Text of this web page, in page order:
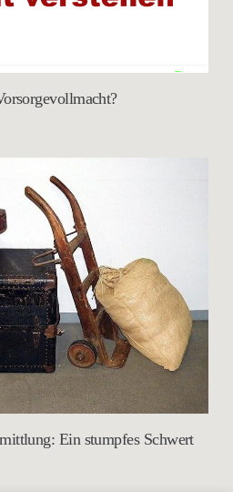
Ein stumpfes Schwert